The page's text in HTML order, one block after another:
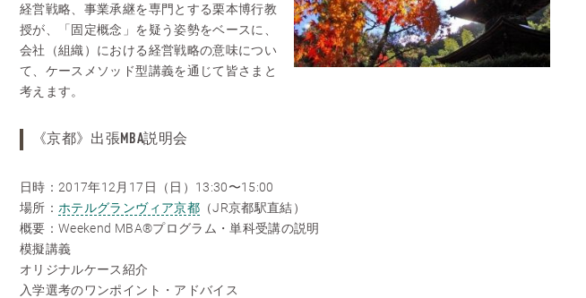
経営戦略、事業承継を専門とする栗本博行教
授が、「固定概念」を疑う姿勢をベースに、
会社（組織）における経営戦略の意味につい
て、ケースメソッド型講義を通じて皆さまと
考えます。
《京都》出張MBA説明会
日時：2017年12月17日（日）13:30〜15:00
場所： ホテルグランヴィア京都（JR京都駅直結）
概要：Weekend MBA®プログラム・単科受講の説明
模擬講義
オリジナルケース紹介
入学選考のワンポイント・アドバイス